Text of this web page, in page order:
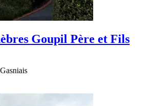
Goupil Père et Fils